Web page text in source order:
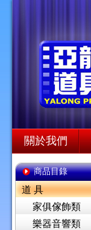
關於我們
商品目錄
道 具
家俱傢飾類
樂器音響類